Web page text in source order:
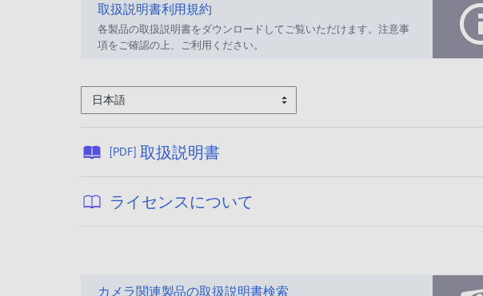
取扱説明書利用規約
各製品の取扱説明書をダウンロードしてご覧いただけます。注意事
項をご確認の上、ご利用ください。
日本語
[PDF] 取扱説明書公
:
2
3
ライセンスについて
カメラ関連製品の取扱説明書検索